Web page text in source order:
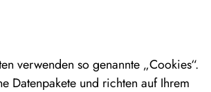
verwenden so genannte „Cookies“.
Datenpakete und richten auf Ihrem